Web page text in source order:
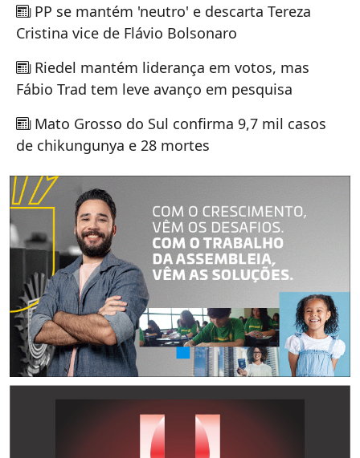
PP se mantém 'neutro' e descarta Tereza
Cristina vice de Flávio Bolsonaro
Riedel mantém liderança em votos, mas
Fábio Trad tem leve avanço em pesquisa
Mato Grosso do Sul confirma 9,7 mil casos
de chikungunya e 28 mortes